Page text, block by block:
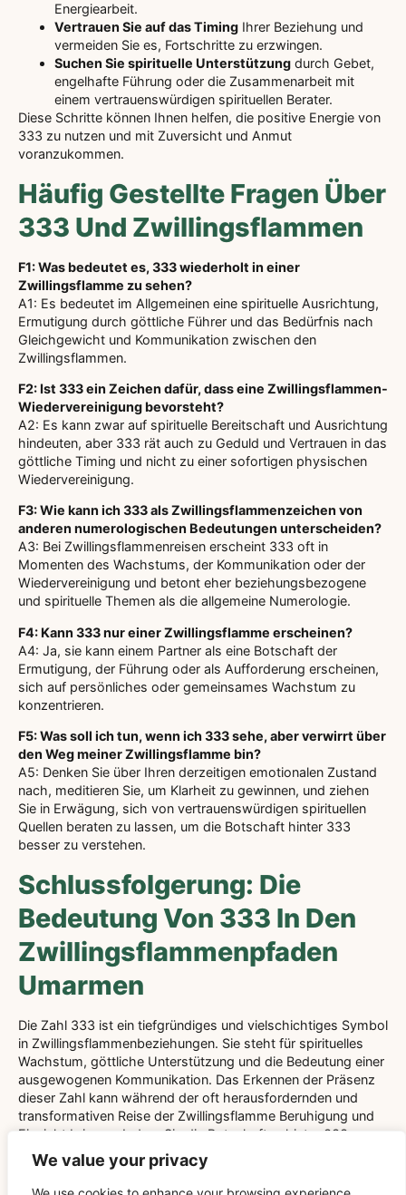
We value your privacy
Energiearbeit.
Vertrauen Sie auf das Timing Ihrer Beziehung und
vermeiden Sie es, Fortschritte zu erzwingen.
Suchen Sie spirituelle Unterstützung durch Gebet,
engelhafte Führung oder die Zusammenarbeit mit
einem vertrauenswürdigen spirituellen Berater.
Diese Schritte können Ihnen helfen, die positive Energie von
333 zu nutzen und mit Zuversicht und Anmut
voranzukommen.
Häufig Gestellte Fragen Über
333 Und Zwillingsflammen
F1: Was bedeutet es, 333 wiederholt in einer
Zwillingsflamme zu sehen?
A1: Es bedeutet im Allgemeinen eine spirituelle Ausrichtung,
Ermutigung durch göttliche Führer und das Bedürfnis nach
Gleichgewicht und Kommunikation zwischen den
Zwillingsflammen.
F2: Ist 333 ein Zeichen dafür, dass eine Zwillingsflammen-
Wiedervereinigung bevorsteht?
A2: Es kann zwar auf spirituelle Bereitschaft und Ausrichtung
hindeuten, aber 333 rät auch zu Geduld und Vertrauen in das
göttliche Timing und nicht zu einer sofortigen physischen
Wiedervereinigung.
F3: Wie kann ich 333 als Zwillingsflammenzeichen von
anderen numerologischen Bedeutungen unterscheiden?
A3: Bei Zwillingsflammenreisen erscheint 333 oft in
Momenten des Wachstums, der Kommunikation oder der
Wiedervereinigung und betont eher beziehungsbezogene
und spirituelle Themen als die allgemeine Numerologie.
F4: Kann 333 nur einer Zwillingsflamme erscheinen?
A4: Ja, sie kann einem Partner als eine Botschaft der
Ermutigung, der Führung oder als Aufforderung erscheinen,
sich auf persönliches oder gemeinsames Wachstum zu
konzentrieren.
F5: Was soll ich tun, wenn ich 333 sehe, aber verwirrt über
den Weg meiner Zwillingsflamme bin?
A5: Denken Sie über Ihren derzeitigen emotionalen Zustand
nach, meditieren Sie, um Klarheit zu gewinnen, und ziehen
Sie in Erwägung, sich von vertrauenswürdigen spirituellen
Quellen beraten zu lassen, um die Botschaft hinter 333
besser zu verstehen.
Schlussfolgerung: Die
Bedeutung Von 333 In Den
Zwillingsflammenpfaden
Umarmen
Die Zahl 333 ist ein tiefgründiges und vielschichtiges Symbol
in Zwillingsflammenbeziehungen. Sie steht für spirituelles
Wachstum, göttliche Unterstützung und die Bedeutung einer
ausgewogenen Kommunikation. Das Erkennen der Präsenz
dieser Zahl kann während der oft herausfordernden und
transformativen Reise der Zwillingsflamme Beruhigung und
Einsicht bringen. Indem Sie die Botschaften hinter 333
annehmen, können Sie ein tieferes Selbstbewusstsein
entwickeln und eine stärkere, harmonischere Verbindung zu
Ihrer Zwillingsflamme kultivieren.